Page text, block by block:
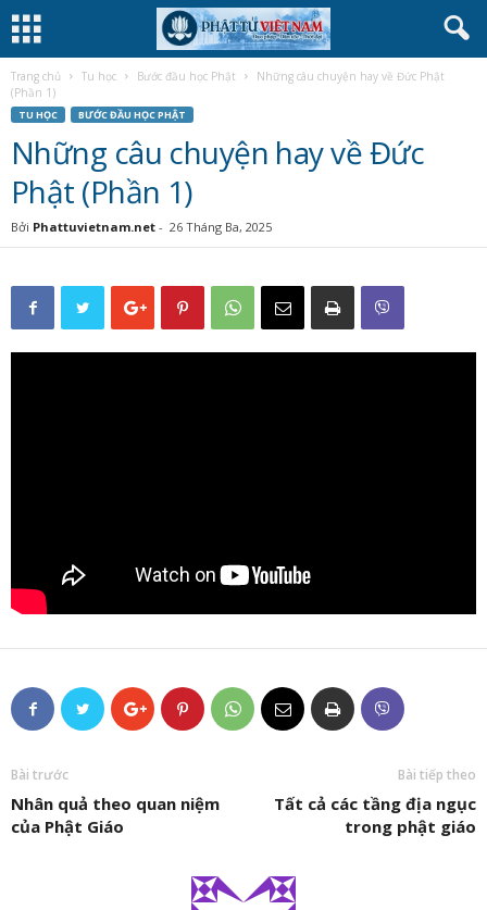
Trang chủ Tu học Bước đầu học Phật
Những câu chuyện hay về Đức Phật
(Phần 1)
TU HỌC BƯỚC ĐẦU HỌC PHẬT
Những câu chuyện hay về Đức
Phật (Phần 1)
Bởi Phattuvietnam.net - 26 Tháng Ba, 2025
Bài trước
Nhân quả theo quan niệm
của Phật Giáo
Bài tiếp theo
Tất cả các tầng địa ngục
trong phật giáo